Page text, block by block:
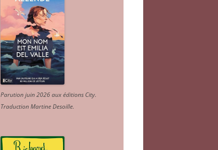
Parution juin 2026 aux éditions City.
Traduction Martine Desoille.